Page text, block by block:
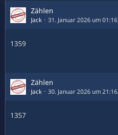
Zählen
Jack 31. Januar 2026 um 01:16
1359
Zählen
Jack 30. Januar 2026 um 21:16
1357